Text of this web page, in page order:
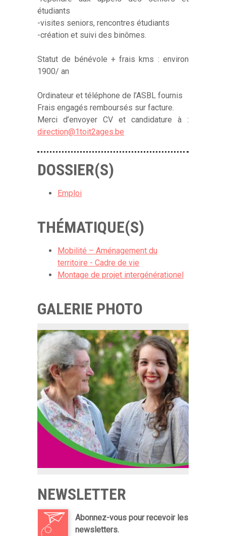
étudiants
-visites seniors, rencontres étudiants
-création et suivi des binômes.
Statut de bénévole + frais kms : environ
1900/ an
Ordinateur et téléphone de l’ASBL fournis
Frais engagés remboursés sur facture.
Merci d’envoyer CV et candidature à :
direction@1toit2ages.be
DOSSIER(S)
Emploi
THÉMATIQUE(S)
Mobilité – Aménagement du
territoire - Cadre de vie
Montage de projet intergénérationel
GALERIE PHOTO
NEWSLETTER
Abonnez-vous pour recevoir les
newsletters.